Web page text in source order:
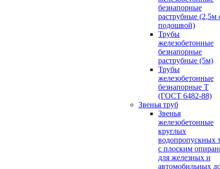
безнапорные
раструбные (2,5м
подошвой)
Трубы
железобетонные
безнапорные
раструбные (5м)
Трубы
железобетонные
безнапорные Т
(ГОСТ 6482-88)
Звенья труб
Звенья
железобетонные
круглых
водопропускных
с плоским
для железных и
автомобильных